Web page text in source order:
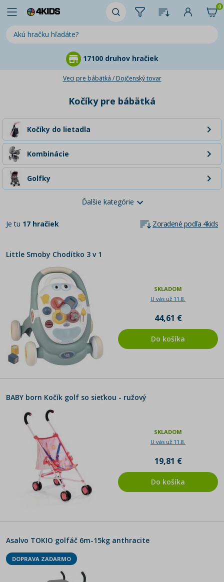
0
17100 druhov hračiek
Veci pre bábätká / Dojčenský tovar
Kočíky pre bábätká
Kočíky do lietadla
Kombinácie
Golfky
Športové kočíky
Tašky a doplnky ku kočíku
Hračky do kočíka
Kočíky pre bábiky
Ďalšie kategórie
Je tu 17 hračiek Zoradené podľa 4kids
Little Smoby Chodítko 3 v 1
SKLADOM
U vás už 11.8.
44,61 €
Do košíka
BABY born Kočík golf so sieťkou - ružový
SKLADOM
U vás už 11.8.
19,81 €
Do košíka
Asalvo TOKIO golfáč 6m-15kg anthracite
DOPRAVA ZADARMO